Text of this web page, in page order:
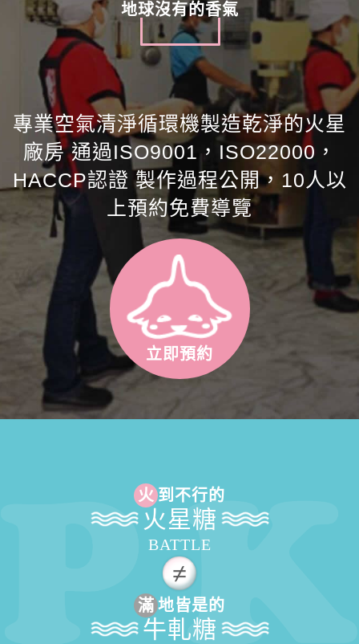
地球沒有的香氣
專業空氣清淨循環機製造乾淨的火星
廠房 通過ISO9001，ISO22000，
HACCP認證 製作過程公開，10人以
上預約免費導覽
立即預約
火 到不行的
火星糖
BATTLE
滿 地皆是的
牛軋糖